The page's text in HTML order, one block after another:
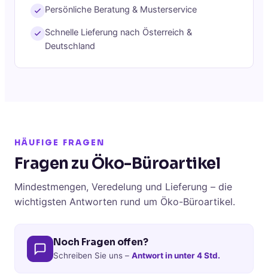
Persönliche Beratung & Musterservice
Schnelle Lieferung nach Österreich &
Deutschland
HÄUFIGE FRAGEN
Fragen zu Öko-Büroartikel
Mindestmengen, Veredelung und Lieferung – die
wichtigsten Antworten rund um Öko-Büroartikel.
Noch Fragen offen?
Schreiben Sie uns – Antwort in unter 4 Std.